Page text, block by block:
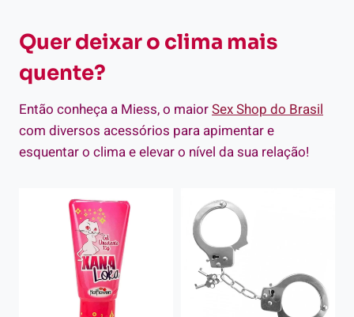
Quer deixar o clima mais
quente?
Então conheça a Miess, o maiorSex Shop do Brasil
com diversos acessórios para apimentar e
esquentar o clima e elevar o nível da sua relação!